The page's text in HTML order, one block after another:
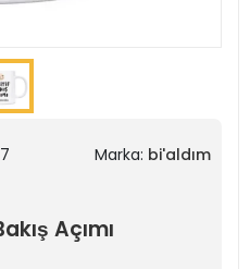
Marka: bi'aldım
Açımı